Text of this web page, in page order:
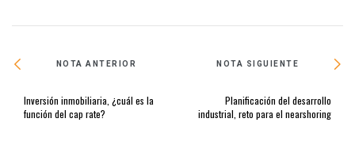
NOTA ANTERIOR
Inversión inmobiliaria, ¿cuál es la
función del cap rate?
NOTA SIGUIENTE
Planificación del desarrollo
industrial, reto para el nearshoring